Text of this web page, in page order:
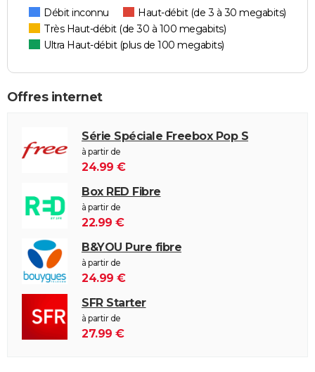
Débit inconnu
Haut-débit (de 3 à 30 megabits)
Très Haut-débit (de 30 à 100 megabits)
Ultra Haut-débit (plus de 100 megabits)
Offres internet
Série Spéciale Freebox Pop S
à partir de
24.99 €
Box RED Fibre
à partir de
22.99 €
B&YOU Pure fibre
à partir de
24.99 €
SFR Starter
à partir de
27.99 €